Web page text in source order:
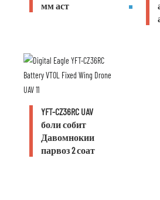
мм аст
YFT-CZ36RC UAV
боли собит
Давомнокии
парвоз 2 соат